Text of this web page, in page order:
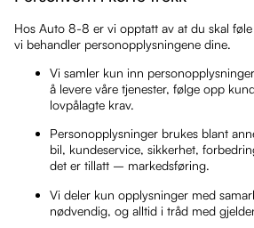
Hos Auto 8-8 er vi opptatt av at du skal
vi behandler personopplysningene dine.
Vi samler kun inn
å levere våre tjenester, følge opp
lovpålagte krav.
Personopplysninger brukes blant
bil, kundeservice, sikkerhet,
det er tillatt – markedsføring.
Vi deler kun opplysninger med
nødvendig, og alltid i tråd med